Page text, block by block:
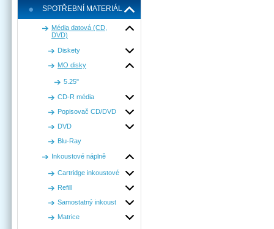
SPOTŘEBNÍ MATERIÁL
Média datová (CD,
DVD)
Diskety
MO disky
5.25"
CD-R média
Popisovač CD/DVD
DVD
Blu-Ray
Inkoustové náplně
Cartridge inkoustové
Refill
Samostatný inkoust
Matrice